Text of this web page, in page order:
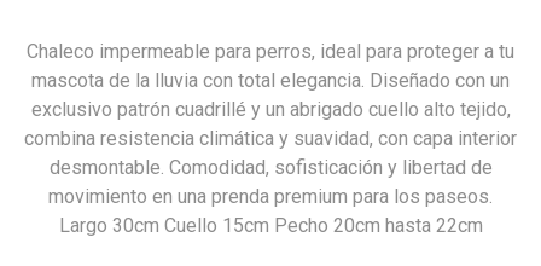
Chaleco impermeable para perros, ideal para proteger a tu
mascota de la lluvia con total elegancia. Diseñado con un
exclusivo patrón cuadrillé y un abrigado cuello alto tejido,
combina resistencia climática y suavidad, con capa interior
desmontable. Comodidad, sofisticación y libertad de
movimiento en una prenda premium para los paseos.
Largo 30cm Cuello 15cm Pecho 20cm hasta 22cm